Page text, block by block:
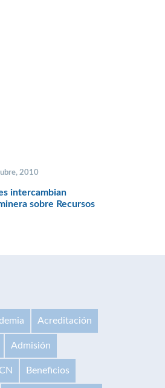
2010
intercambian
sobre Recursos
Acreditación
Admisión
Beneficios